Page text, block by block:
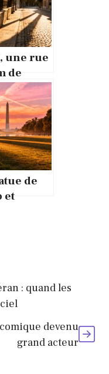
une rue
de
de
et
: quand les
devenu
grand acteur